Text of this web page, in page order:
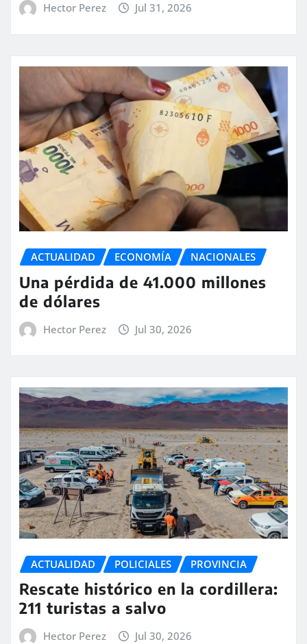
Hector Perez Jul 31, 2026
ACTUALIDAD ECONOMÍA NACIONALES
Una pérdida de 41.000 millones
de dólares
Hector Perez Jul 30, 2026
ACTUALIDAD POLICIALES PROVINCIA
Rescate histórico en la cordillera:
211 turistas a salvo
Hector Perez Jul 30, 2026